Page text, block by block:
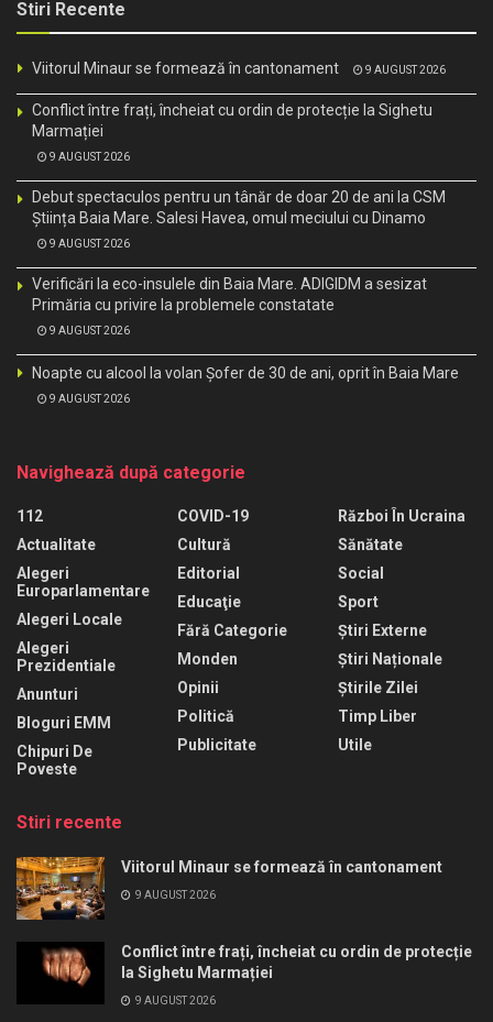
Stiri Recente
Viitorul Minaur se formează în cantonament 9 AUGUST 2026
Conflict între frați, încheiat cu ordin de protecție la Sighetu
Marmației
9 AUGUST 2026
Debut spectaculos pentru un tânăr de doar 20 de ani la CSM
Știința Baia Mare. Salesi Havea, omul meciului cu Dinamo
9 AUGUST 2026
Verificări la eco-insulele din Baia Mare. ADIGIDM a sesizat
Primăria cu privire la problemele constatate
9 AUGUST 2026
Noapte cu alcool la volan Șofer de 30 de ani, oprit în Baia Mare
9 AUGUST 2026
Navighează după categorie
112
Actualitate
Alegeri
Europarlamentare
Alegeri Locale
Alegeri
Prezidentiale
Anunturi
Bloguri EMM
Chipuri De
Poveste
COVID-19
Cultură
Editorial
Educaţie
Fără Categorie
Monden
Opinii
Politică
Publicitate
Război În Ucraina
Sănătate
Social
Sport
Știri Externe
Știri Naționale
Știrile Zilei
Timp Liber
Utile
Stiri recente
Viitorul Minaur se formează în cantonament
9 AUGUST 2026
Conflict între frați, încheiat cu ordin de protecție
la Sighetu Marmației
9 AUGUST 2026